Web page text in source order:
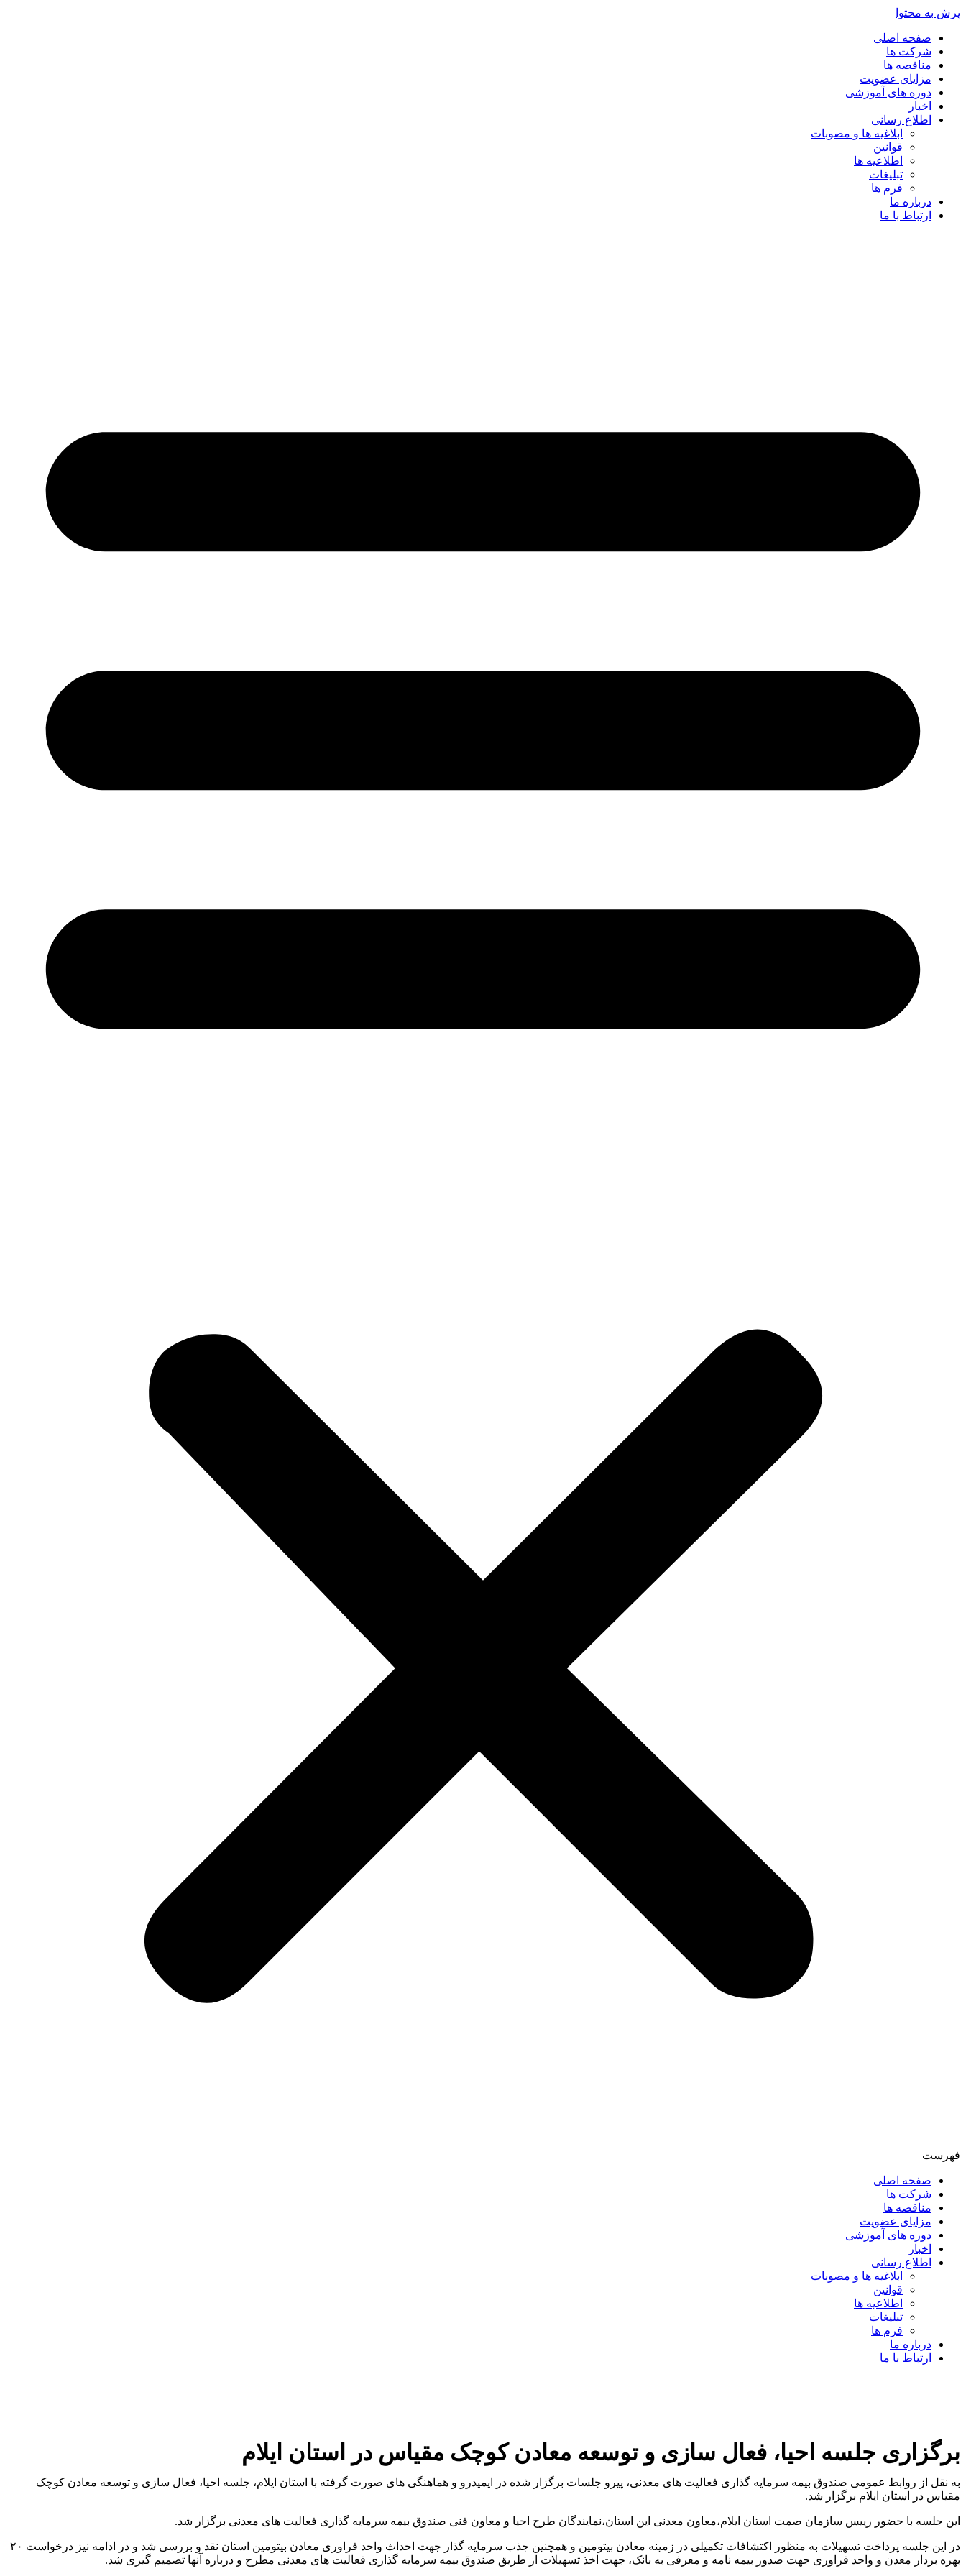
پرش به محتوا
صفحه اصلی
شرکت ها
مناقصه ها
مزایای عضویت
دوره های آموزشی
اخبار
اطلاع رسانی
ابلاغیه ها و مصوبات
قوانین
اطلاعیه ها
تبلیغات
فرم ها
درباره ما
ارتباط با ما
فهرست
صفحه اصلی
شرکت ها
مناقصه ها
مزایای عضویت
دوره های آموزشی
اخبار
اطلاع رسانی
ابلاغیه ها و مصوبات
قوانین
اطلاعیه ها
تبلیغات
فرم ها
درباره ما
ارتباط با ما
برگزاری جلسه احیا، فعال سازی و توسعه معادن کوچک مقیاس در استان ایلام
به نقل از روابط عمومی صندوق بیمه سرمایه گذاری فعالیت های معدنی، پیرو جلسات برگزار شده در ایمیدرو و هماهنگی های صورت گرفته با استان ایلام، جلسه احیا، فعال سازی و توسعه معادن کوچک
مقیاس در استان ایلام برگزار شد.
این جلسه با حضور رییس سازمان صمت استان ایلام،معاون معدنی این استان،نمایندگان طرح احیا و معاون فنی صندوق بیمه سرمایه گذاری فعالیت های معدنی برگزار شد.
در این جلسه پرداخت تسهیلات به منظور اکتشافات تکمیلی در زمینه معادن بیتومین و همچنین جذب سرمایه گذار جهت احداث واحد فراوری معادن بیتومین استان نقد و بررسی شد و در ادامه نیز درخواست ۲۰
بهره بردار معدن و‌ واحد فراوری جهت صدور بیمه نامه و معرفی به بانک، جهت اخذ تسهیلات از طریق صندوق بیمه سرمایه گذاری فعالیت های معدنی مطرح و درباره آنها تصمیم گیری شد.